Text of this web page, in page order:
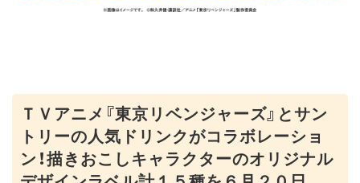
ＴＶアニメ『東京リベンジャーズ』とサン
トリーの人気ドリンクがコラボレーショ
ン！描きおこしキャラクターのオリジナル